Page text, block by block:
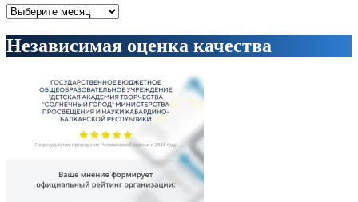
Архивы
Независимая оценка качества